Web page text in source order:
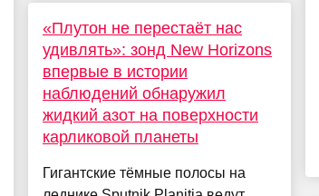
«Плутон не перестаёт нас
удивлять»: зонд New Horizons
впервые в истории
наблюдений обнаружил
жидкий азот на поверхности
карликовой планеты
Гигантские тёмные полосы на